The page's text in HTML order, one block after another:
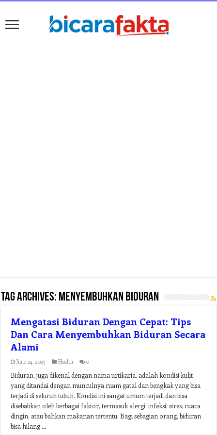
Tag Archives: menyembuhkan biduran
Mengatasi Biduran Dengan Cepat: Tips
Dan Cara Menyembuhkan Biduran Secara
Alami
June 24, 2023 Health 0
Biduran, juga dikenal dengan nama urtikaria, adalah kondisi kulit
yang ditandai dengan munculnya ruam gatal dan bengkak yang bisa
terjadi di seluruh tubuh. Kondisi ini sangat umum terjadi dan bisa
disebabkan oleh berbagai faktor, termasuk alergi, infeksi, stres, cuaca
dingin, atau bahkan makanan tertentu. Bagi sebagian orang, biduran
bisa hilang …